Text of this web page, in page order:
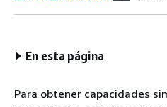
En esta página
Para obtener capacidades